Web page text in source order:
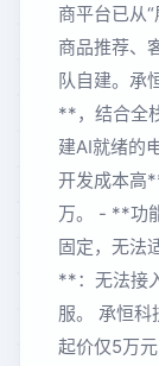
商平台已从
商品推荐、
队自建。承
**，结合全
建AI就绪的
开发成本高
万。 - **功
固定，无法
**：无法接
服。 承恒科
起价仅5万